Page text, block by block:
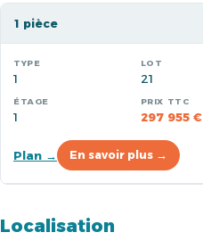
1 pièce
1 21
1 297 955 €
Plan → En savoir plus →
Localisation